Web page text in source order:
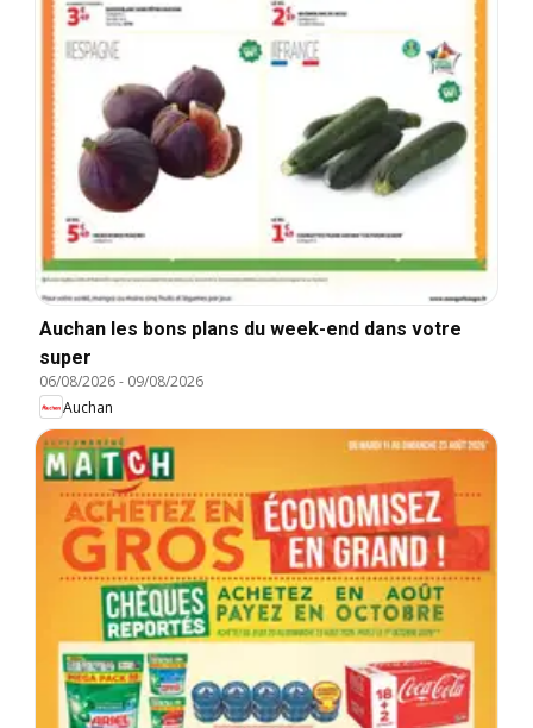
Auchan les bons plans du week-end dans votre
super
06/08/2026- 09/08/2026
Auchan